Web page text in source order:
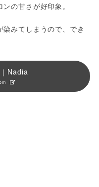
の甘さが好印象。
みてしまうので、でき
Nadia